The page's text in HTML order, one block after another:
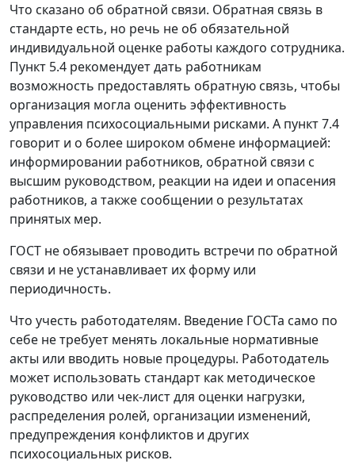
Что сказано об обратной связи. Обратная связь в
стандарте есть, но речь не об обязательной
индивидуальной оценке работы каждого сотрудника.
Пункт 5.4 рекомендует дать работникам
возможность предоставлять обратную связь, чтобы
организация могла оценить эффективность
управления психосоциальными рисками. А пункт 7.4
говорит и о более широком обмене информацией:
информировании работников, обратной связи с
высшим руководством, реакции на идеи и опасения
работников, а также сообщении о результатах
принятых мер.
ГОСТ не обязывает проводить встречи по обратной
связи и не устанавливает их форму или
периодичность.
Что учесть работодателям. Введение ГОСТа само по
себе не требует менять локальные нормативные
акты или вводить новые процедуры. Работодатель
может использовать стандарт как методическое
руководство или чек-лист для оценки нагрузки,
распределения ролей, организации изменений,
предупреждения конфликтов и других
психосоциальных рисков.